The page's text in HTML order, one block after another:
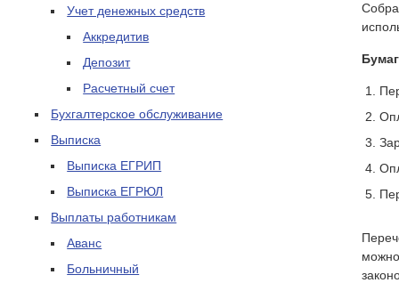
Учет денежных средств
Аккредитив
Депозит
Расчетный счет
Бухгалтерское обслуживание
Выписка
Выписка ЕГРИП
Выписка ЕГРЮЛ
Выплаты работникам
Аванс
Больничный